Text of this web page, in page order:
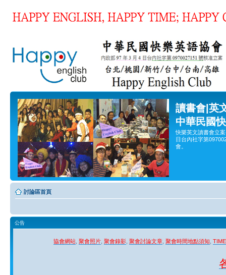
讀書會|英
中華民國
快樂英文讀書會立
日台內社字第
會。
討論區首頁
公告
協會網站 聚會照片 聚會錄影 聚會討論文章 聚會時間地點須知